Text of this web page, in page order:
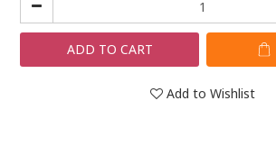
ADD TO CART
Add to Wishlist